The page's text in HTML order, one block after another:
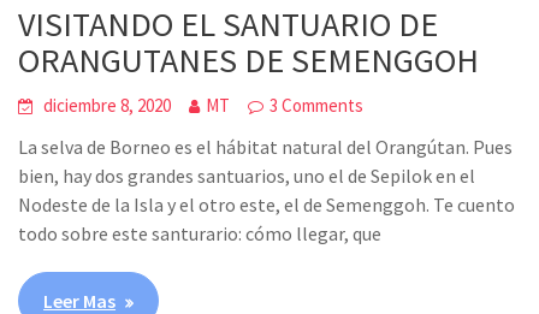
VISITANDO EL SANTUARIO DE
ORANGUTANES DE SEMENGGOH
diciembre 8, 2020 MT 3 Comments
La selva de Borneo es el hábitat natural del Orangútan. Pues
bien, hay dos grandes santuarios, uno el de Sepilok en el
Nodeste de la Isla y el otro este, el de Semenggoh. Te cuento
todo sobre este santurario: cómo llegar, que
Leer Mas